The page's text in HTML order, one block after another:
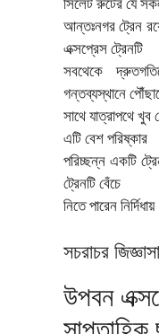
সিলেট রুটের যে
আন্তঃনগর ট্রেন
এক্সপ্রেস ট্রেনটি
সবথেকে
গন্তব্যস্থানে
সাথে যাত্রাপথে খুব
এটি বেশ পরিষ্কার
পরিচ্ছন্ন একটি
ট্রেনটি বেঁচে
নিতে পারেন
সচরাচর জিজ্ঞাসা
উপবন